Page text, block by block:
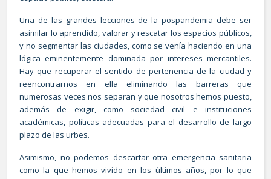
Una de las grandes lecciones de la pospandemia debe ser
asimilar lo aprendido, valorar y rescatar los espacios públicos,
y no segmentar las ciudades, como se venía haciendo en una
lógica eminentemente dominada por intereses mercantiles.
Hay que recuperar el sentido de pertenencia de la ciudad y
reencontrarnos en ella eliminando las barreras que
numerosas veces nos separan y que nosotros hemos puesto,
además de exigir, como sociedad civil e instituciones
académicas, políticas adecuadas para el desarrollo de largo
plazo de las urbes.
Asimismo, no podemos descartar otra emergencia sanitaria
como la que hemos vivido en los últimos años, por lo que